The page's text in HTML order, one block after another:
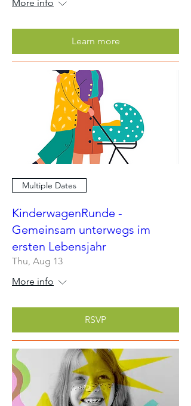
More info
Learn more
Multiple Dates
KinderwagenRunde -
Gemeinsam unterwegs im
ersten Lebensjahr
Thu, Aug 13
More info
RSVP